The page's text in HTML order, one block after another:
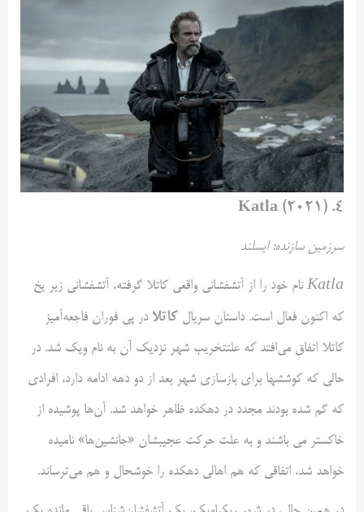
۴. Katla (۲۰۲۱)
سرزمین سازنده: ایسلند
Katla نام خود را از آتشفشانی واقعی کاتلا گرفته، آتشفشانی زیر یخ
که اکنون فعال است. داستان سریال کاتلا در پی فوران فاجعه‌آمیز
کاتلا اتفاق می‌افتد که علتتخریب شهر نزدیک آن به نام ویک شد. در
حالی که کوششها برای بازسازی شهر بعد از دو دهه ادامه دارد، افرادی
که گم شده بودند مجدد در دهکده ظاهر خواهد شد. آن‌ها پوشیده از
خاکستر می باشند و به علت حرکت عجیبشان «جانشین‌ها» نامیده
خواهد شد، اتفاقی که هم اهالی دهکده را خوشحال و هم می‌ترساند.